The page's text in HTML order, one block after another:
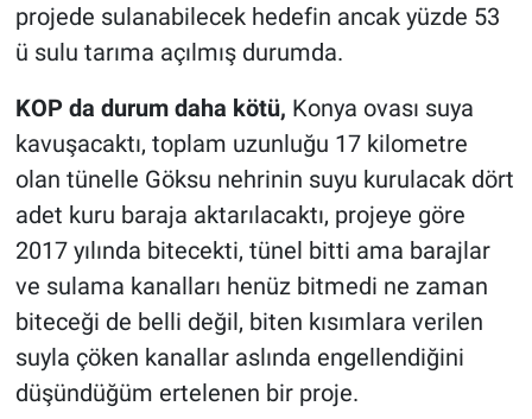
projede sulanabilecek hedefin ancak yüzde 53
ü sulu tarıma açılmış durumda.
KOP da durum daha kötü, Konya ovası suya
kavuşacaktı, toplam uzunluğu 17 kilometre
olan tünelle Göksu nehrinin suyu kurulacak dört
adet kuru baraja aktarılacaktı, projeye göre
2017 yılında bitecekti, tünel bitti ama barajlar
ve sulama kanalları henüz bitmedi ne zaman
biteceği de belli değil, biten kısımlara verilen
suyla çöken kanallar aslında engellendiğini
düşündüğüm ertelenen bir proje.